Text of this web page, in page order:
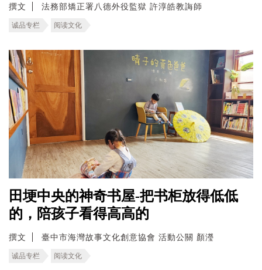
撰文 法務部矯正署八德外役監獄 許淳皓教誨師
诚品专栏 阅读文化
田埂中央的神奇书屋-把书柜放得低低
的，陪孩子看得高高的
撰文 臺中市海灣故事文化創意協會 活動公關 顏瀅
诚品专栏 阅读文化